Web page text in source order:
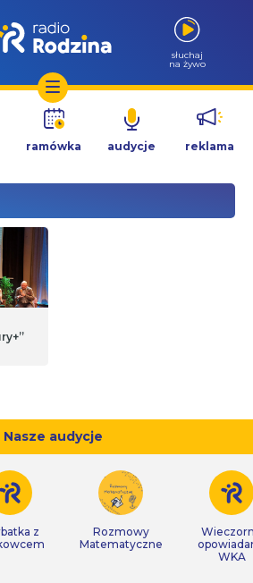
słuchaj
na żywo
ramówka audycje reklama
Nasze audycje
z
Rozmowy
Matematyczne
WKA